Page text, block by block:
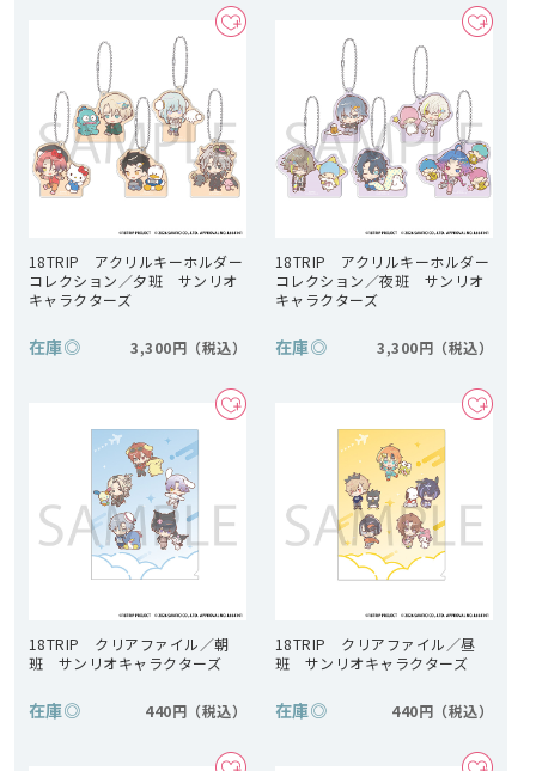
18TRIP アクリルキーホルダー
コレクション／夕班 サンリオ
キャラクターズ
在庫◎ 3,300円
18TRIP アクリルキーホルダー
コレクション／夜班 サンリオ
キャラクターズ
在庫◎ 3,300円
18TRIP クリアファイル／朝
班 サンリオキャラクターズ
在庫◎ 440円
18TRIP クリアファイル／昼
班 サンリオキャラクターズ
在庫◎ 440円